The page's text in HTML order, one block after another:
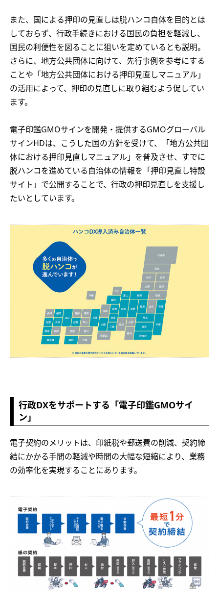
また、国による押印の見直しは脱ハンコ自体を目的とは
しておらず、行政手続きにおける国民の負担を軽減し、
国民の利便性を図ることに狙いを定めているとも説明。
さらに、地方公共団体に向けて、先行事例を参考にする
ことや「地方公共団体における押印見直しマニュアル」
の活用によって、押印の見直しに取り組むよう促してい
ます。
電子印鑑GMOサインを開発・提供するGMOグローバル
サインHDは、こうした国の方針を受けて、「地方公共団
体における押印見直しマニュアル」を普及させ、すでに
脱ハンコを進めている自治体の情報を「押印見直し特設
サイト」で公開することで、行政の押印見直しを支援し
たいとしています。
行政DXをサポートする「電子印鑑GMOサイ
ン」
電子契約のメリットは、印紙税や郵送費の削減、契約締
結にかかる手間の軽減や時間の大幅な短縮により、業務
の効率化を実現することにあります。